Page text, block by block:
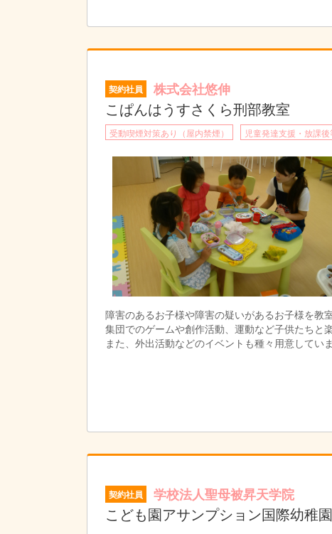
契約社員 株式会社悠伸
こぱんはうすさくら刑部教室
受動喫煙対策あり（屋内禁煙） 児童発達支援・放課
障害のあるお子様や障害の疑いがあるお子様を教
集団でのゲームや創作活動、運動など子供たちと
また、外出活動などのイベントも種々用意していま
契約社員 学校法人聖母被昇天学院
こども園アサンプション国際幼稚園